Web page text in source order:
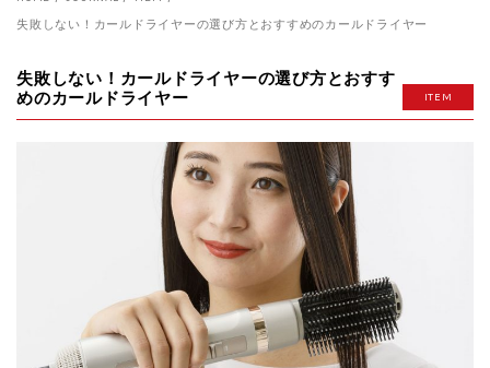
失敗しない！カールドライヤーの選び方とおすすめのカールドライヤー
失敗しない！カールドライヤーの選び方とおすす
めのカールドライヤー
ITEM